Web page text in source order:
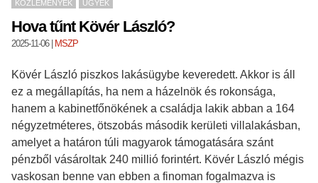
KÖZLEMÉNYEK ÜGYEK
Hova tűnt Kövér László?
2025-11-06| MSZP
Kövér László piszkos lakásügybe keveredett. Akkor is áll
ez a megállapítás, ha nem a házelnök és rokonsága,
hanem a kabinetfőnökének a családja lakik abban a 164
négyzetméteres, ötszobás második kerületi villalakásban,
amelyet a határon túli magyarok támogatására szánt
pénzből vásároltak 240 millió forintért. Kövér László mégis
vaskosan benne van ebben a finoman fogalmazva is